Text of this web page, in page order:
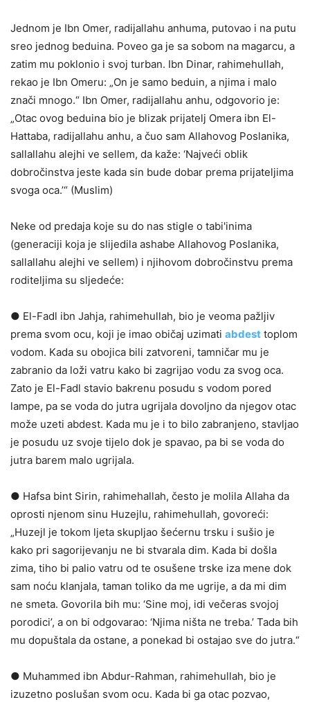
Jednom je Ibn Omer, radijallahu anhuma, putovao i na putu
sreo jednog beduina. Poveo ga je sa sobom na magarcu, a
zatim mu poklonio i svoj turban. Ibn Dinar, rahimehullah,
rekao je Ibn Omeru: „On je samo beduin, a njima i malo
znači mnogo.“ Ibn Omer, radijallahu anhu, odgovorio je:
„Otac ovog beduina bio je blizak prijatelj Omera ibn El-
Hattaba, radijallahu anhu, a čuo sam Allahovog Poslanika,
sallallahu alejhi ve sellem, da kaže: ‘Najveći oblik
dobročinstva jeste kada sin bude dobar prema prijateljima
svoga oca.’“ (Muslim)
Neke od predaja koje su do nas stigle o tabi'inima
(generaciji koja je slijedila ashabe Allahovog Poslanika,
sallallahu alejhi ve sellem) i njihovom dobročinstvu prema
roditeljima su sljedeće:
● El-Fadl ibn Jahja, rahimehullah, bio je veoma pažljiv
prema svom ocu, koji je imao običaj uzimati abdest toplom
vodom. Kada su obojica bili zatvoreni, tamničar mu je
zabranio da loži vatru kako bi zagrijao vodu za svog oca.
Zato je El-Fadl stavio bakrenu posudu s vodom pored
lampe, pa se voda do jutra ugrijala dovoljno da njegov otac
može uzeti abdest. Kada mu je i to bilo zabranjeno, stavljao
je posudu uz svoje tijelo dok je spavao, pa bi se voda do
jutra barem malo ugrijala.
● Hafsa bint Sirin, rahimehallah, često je molila Allaha da
oprosti njenom sinu Huzejlu, rahimehullah, govoreći:
„Huzejl je tokom ljeta skupljao šećernu trsku i sušio je
kako pri sagorijevanju ne bi stvarala dim. Kada bi došla
zima, tiho bi palio vatru od te osušene trske iza mene dok
sam noću klanjala, taman toliko da me ugrije, a da mi dim
ne smeta. Govorila bih mu: ‘Sine moj, idi večeras svojoj
porodici’, a on bi odgovarao: ‘Njima ništa ne treba.’ Tada bih
mu dopuštala da ostane, a ponekad bi ostajao sve do jutra.“
● Muhammed ibn Abdur-Rahman, rahimehullah, bio je
izuzetno poslušan svom ocu. Kada bi ga otac pozvao,